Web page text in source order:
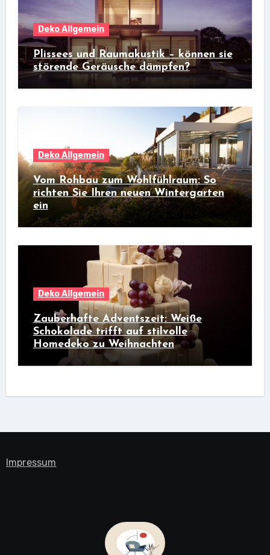
Deko Allgemein
Plissees und Raumakustik – können sie
störende Geräusche dämpfen?
Deko Allgemein
Vom Rohbau zum Wohlfühlraum: So
richten Sie Ihren neuen Wintergarten
ein
Deko Allgemein
Zauberhafte Adventszeit: Weiße
Schokolade trifft auf stilvolle
Homedeko zu Weihnachten
Impressum